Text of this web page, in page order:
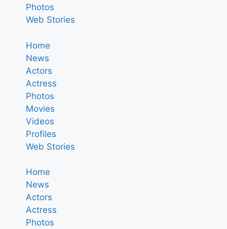
Photos
Web Stories
Home
News
Actors
Actress
Photos
Movies
Videos
Profiles
Web Stories
Home
News
Actors
Actress
Photos